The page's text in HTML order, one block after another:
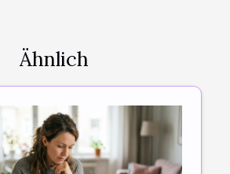
Ähnlich